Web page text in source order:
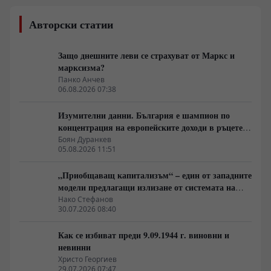
Авторски статии
Защо днешните леви се страхуват от Маркс и
марксизма?
Панко Анчев
06.08.2026 07:38
Изумителни данни. България е шампион по
концентрация на европейските доходи в ръцете
на най-богатия 1%, надминава и САЩ
Боян Дуранкев
05.08.2026 11:51
„Приобщаващ капитализъм“ – един от западните
модели предлагащи излизане от системата на
неолиберализма
Нако Стефанов
30.07.2026 08:40
Как се избиват преди 9.09.1944 г. виновни и
невинни
Христо Георгиев
29.07.2026 07:47